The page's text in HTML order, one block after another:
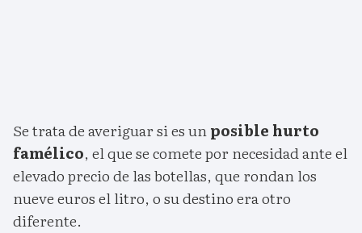
Se trata de averiguar si es unposible hurto
famélico, el que se comete por necesidad ante el
elevado precio de las botellas, que rondan los
nueve euros el litro, o su destino era otro
diferente.